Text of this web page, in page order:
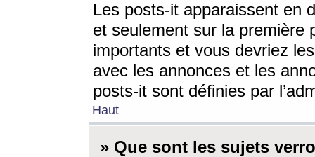
Les posts-it apparaissent en
et seulement sur la première
importants et vous devriez
avec les annonces et les
posts-it sont définies par
Haut
» Que sont les sujets